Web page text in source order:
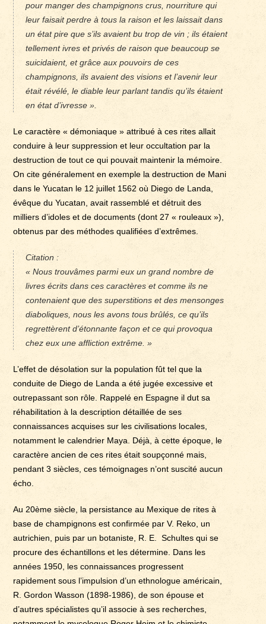
pour manger des champignons crus, nourriture qui
leur faisait perdre à tous la raison et les laissait dans
un état pire que s’ils avaient bu trop de vin ; ils étaient
tellement ivres et privés de raison que beaucoup se
suicidaient, et grâce aux pouvoirs de ces
champignons, ils avaient des visions et l’avenir leur
était révélé, le diable leur parlant tandis qu’ils étaient
en état d’ivresse ».
Le caractère « démoniaque » attribué à ces rites allait
conduire à leur suppression et leur occultation par la
destruction de tout ce qui pouvait maintenir la mémoire.
On cite généralement en exemple la destruction de Mani
dans le Yucatan le 12 juillet 1562 où Diego de Landa,
évêque du Yucatan, avait rassemblé et détruit des
milliers d’idoles et de documents (dont 27 « rouleaux »),
obtenus par des méthodes qualifiées d’extrêmes.
Citation :
« Nous trouvâmes parmi eux un grand nombre de
livres écrits dans ces caractères et comme ils ne
contenaient que des superstitions et des mensonges
diaboliques, nous les avons tous brûlés, ce qu’ils
regrettèrent d’étonnante façon et ce qui provoqua
chez eux une affliction extrême. »
L’effet de désolation sur la population fût tel que la
conduite de Diego de Landa a été jugée excessive et
outrepassant son rôle. Rappelé en Espagne il dut sa
réhabilitation à la description détaillée de ses
connaissances acquises sur les civilisations locales,
notamment le calendrier Maya. Déjà, à cette époque, le
caractère ancien de ces rites était soupçonné mais,
pendant 3 siècles, ces témoignages n’ont suscité aucun
écho.
Au 20ème siècle, la persistance au Mexique de rites à
base de champignons est confirmée par V. Reko, un
autrichien, puis par un botaniste, R. E. Schultes qui se
procure des échantillons et les détermine. Dans les
années 1950, les connaissances progressent
rapidement sous l’impulsion d’un ethnologue américain,
R. Gordon Wasson (1898-1986), de son épouse et
d’autres spécialistes qu’il associe à ses recherches,